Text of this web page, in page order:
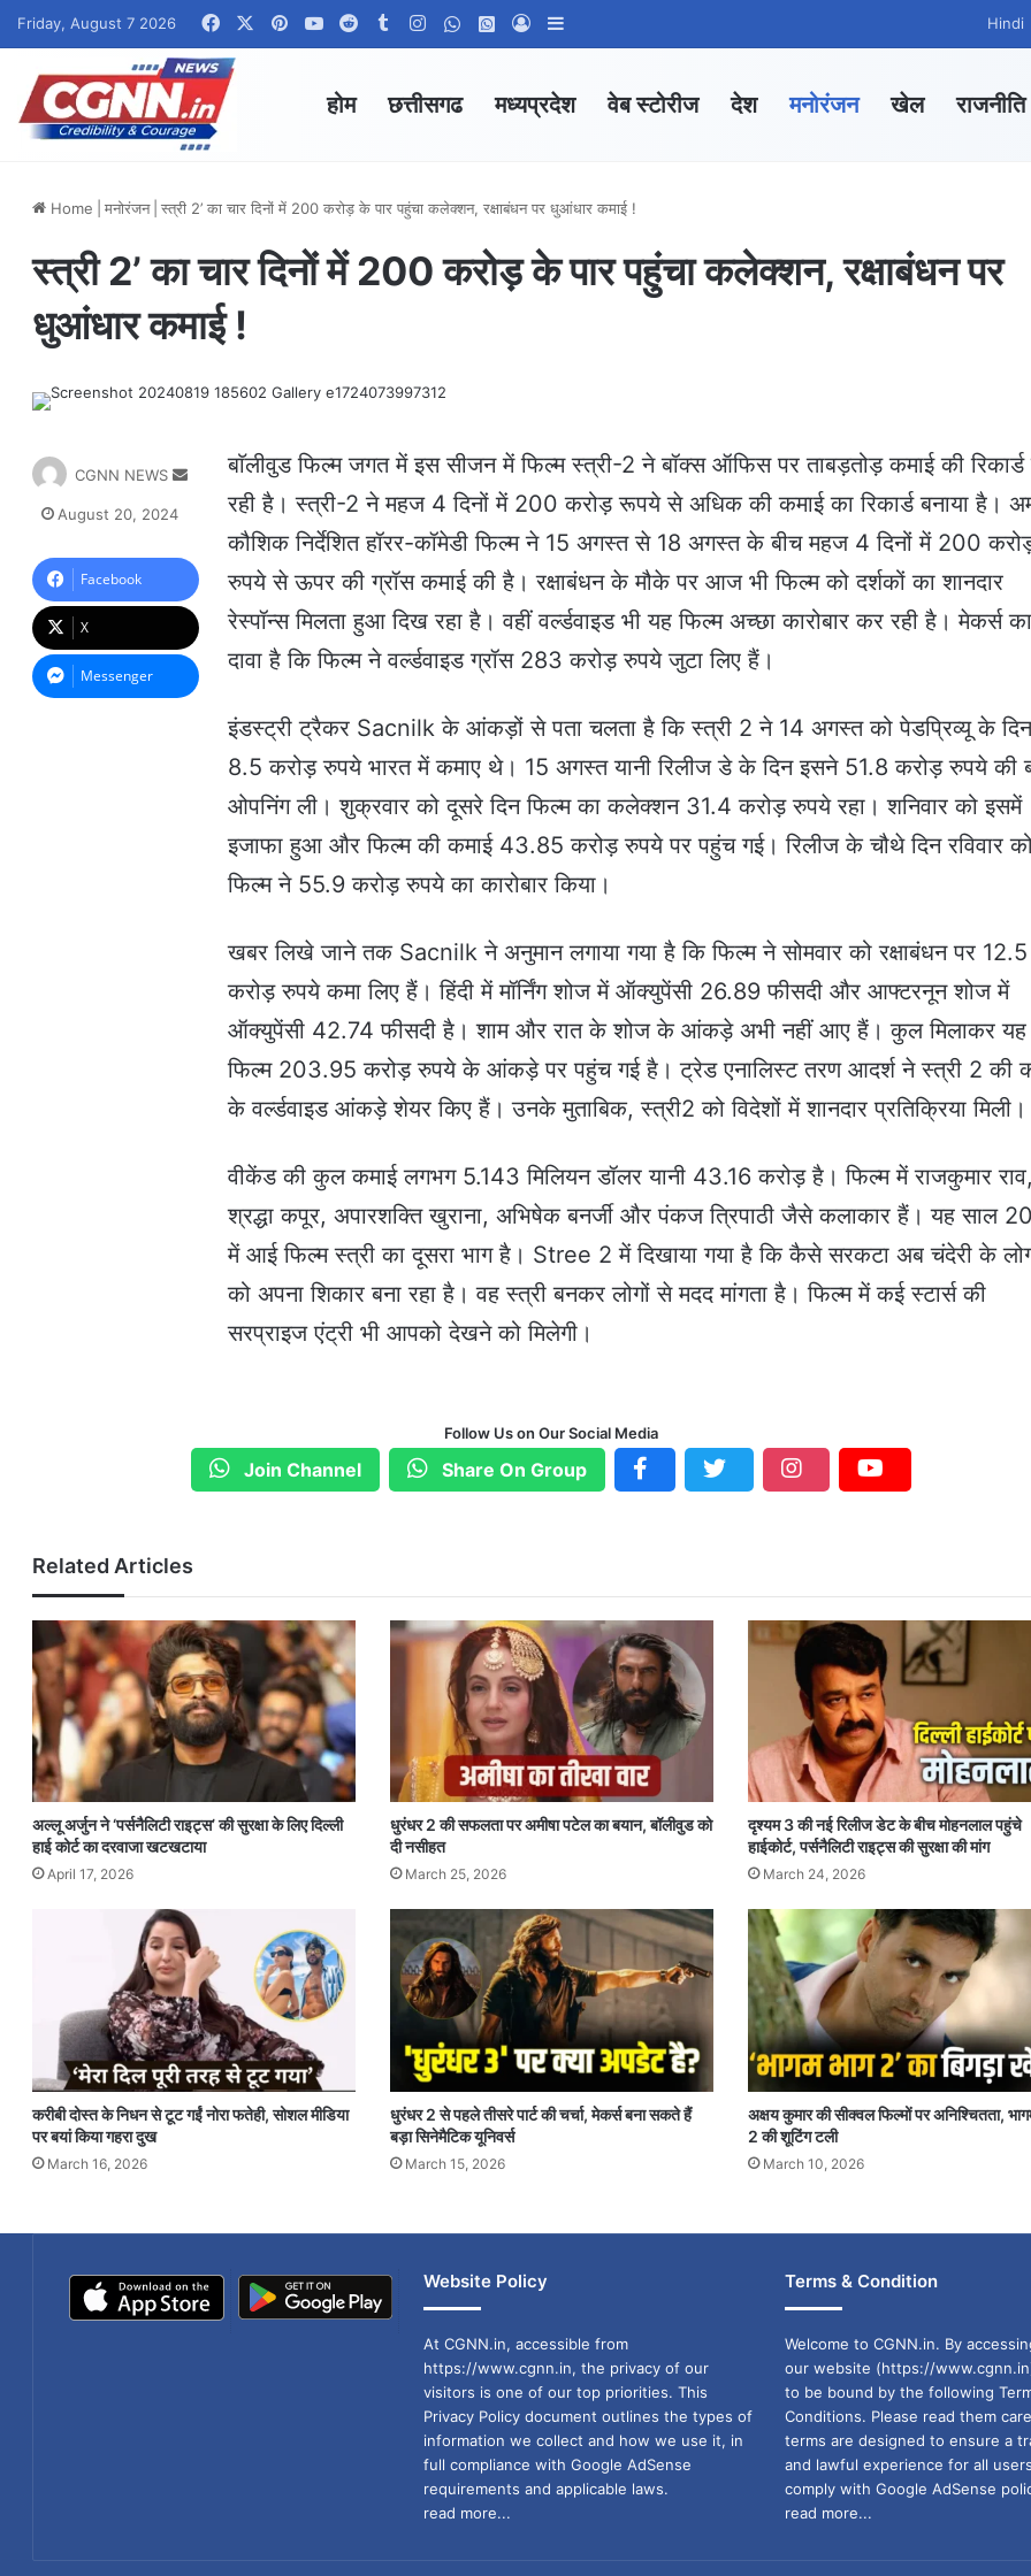
Friday, August 7 2026 FacebookPinterestYouTubeRedditTumblrInstagramWhatsApp Channel
WhatsApp Group
Log In Hindi
होम छत्तीसगढ मध्यप्रदेश वेब स्टोरीज देश मनोरंजन खेल राजनीति
Home मनोरंजन स्‍त्री 2’ का चार दिनों में 200 करोड़ के पार पहुंचा कलेक्शन, रक्षाबंधन पर धुआंधार कमाई !
स्‍त्री 2’ का चार दिनों में 200 करोड़ के पार पहुंचा कलेक्शन, रक्षाबंधन पर
धुआंधार कमाई !
बाॅलीवुड फिल्म जगत में इस सीजन में फ‍िल्‍म स्‍त्री-2 ने बॉक्‍स ऑफ‍िस पर ताबड़तोड़ कमाई की रिकार्ड
रही है। स्त्री-2 ने महज 4 दिनों में 200 करोड़ रूपये से अधिक की कमाई का रिकार्ड बनाया है।
कौशिक निर्देशित हॉरर-कॉमेडी फिल्म ने 15 अगस्‍त से 18 अगस्‍त के बीच महज 4 दिनों में 200
रुपये से ऊपर की ग्रॉस कमाई की है। रक्षाबंधन के मौके पर आज भी फ‍िल्‍म को दर्शकों का शानदार
रेस्‍पॉन्‍स मिलता हुआ दिख रहा है। वहीं वर्ल्‍डवाइड भी यह फ‍िल्‍म अच्‍छा कारोबार कर रही है। मेकर्स का
दावा है कि फ‍िल्‍म ने वर्ल्‍डवाइड ग्रॉस 283 करोड़ रुपये जुटा लिए हैं।
इंडस्‍ट्री ट्रैकर Sacnilk के आंकड़ों से पता चलता है कि स्‍त्री 2 ने 14 अगस्‍त को पेडप्रिव्‍यू के
8.5 करोड़ रुपये भारत में कमाए थे। 15 अगस्‍त यानी रिलीज डे के दिन इसने 51.8 करोड़ रुपये की
ओपनिंग ली। शुक्रवार को दूसरे दिन फ‍िल्‍म का कलेक्‍शन 31.4 करोड़ रुपये रहा। शनिवार को इसमें
इजाफा हुआ और फ‍िल्‍म की कमाई 43.85 करोड़ रुपये पर पहुंच गई। रिलीज के चौथे दिन रविवार
फ‍िल्‍म ने 55.9 करोड़ रुपये का कारोबार किया।
खबर लिखे जाने तक Sacnilk ने अनुमान लगाया गया है कि फ‍िल्‍म ने सोमवार को रक्षाबंधन पर 12.5
करोड़ रुपये कमा लिए हैं। हिंदी में मॉर्निंग शोज में ऑक्‍युपेंसी 26.89 फीसदी और आफ्टरनून शोज में
ऑक्‍युपेंसी 42.74 फीसदी है। शाम और रात के शोज के आंकड़े अभी नहीं आए हैं। कुल मिलाकर यह
फ‍िल्‍म 203.95 करोड़ रुपये के आंकड़े पर पहुंच गई है। ट्रेड एनालिस्‍ट तरण आदर्श ने स्‍त्री 2 की
के वर्ल्‍डवाइड आंकड़े शेयर किए हैं। उनके मुताबिक, स्त्री2 को विदेशों में शानदार प्रतिक्रिया मिली।
वीकेंड की कुल कमाई लगभग 5.143 मिलियन डॉलर यानी 43.16 करोड़ है। फ‍िल्‍म में राजकुमार राव,
श्रद्धा कपूर, अपारशक्ति खुराना, अभिषेक बनर्जी और पंकज त्रिपाठी जैसे कलाकार हैं। यह साल
में आई फिल्म स्त्री का दूसरा भाग है। Stree 2 में दिखाया गया है कि कैसे सरकटा अब चंदेरी के
को अपना शिकार बना रहा है। वह स्त्री बनकर लोगों से मदद मांगता है। फिल्म में कई स्टार्स की
सरप्राइज एंट्री भी आपको देखने को मिलेगी।
CGNN NEWS
a
n
e
m
a
i
August 20, 2024
Facebook
X
Messenger
Follow Us on Our Social Media
Join Channel Share On Group
Related Articles
अल्लू अर्जुन ने ‘पर्सनैलिटी राइट्स’ की सुरक्षा के लिए दिल्ली
हाई कोर्ट का दरवाजा खटखटाया
April 17, 2026
धुरंधर 2 की सफलता पर अमीषा पटेल का बयान, बॉलीवुड को
दी नसीहत
March 25, 2026
दृश्यम 3 की नई रिलीज डेट के बीच मोहनलाल पहुंचे
हाईकोर्ट, पर्सनैलिटी राइट्स की सुरक्षा की मांग
March 24, 2026
करीबी दोस्त के निधन से टूट गईं नोरा फतेही, सोशल मीडिया
पर बयां किया गहरा दुख
March 16, 2026
धुरंधर 2 से पहले तीसरे पार्ट की चर्चा, मेकर्स बना सकते हैं
बड़ा सिनेमैटिक यूनिवर्स
March 15, 2026
अक्षय कुमार की सीक्वल फिल्मों पर अनिश्चितता,
2 की शूटिंग टली
March 10, 2026
Website Policy
At CGNN.in, accessible from
https://www.cgnn.in, the privacy of our
visitors is one of our top priorities. This
Privacy Policy document outlines the types of
information we collect and how we use it, in
full compliance with Google AdSense
requirements and applicable laws.
read more...
Terms & Condition
Welcome to CGNN.in. By
our website (https://
to be bound by the following
Conditions. Please read them
terms are designed to ensure a
and lawful experience for all
comply with Google AdSense
read more...